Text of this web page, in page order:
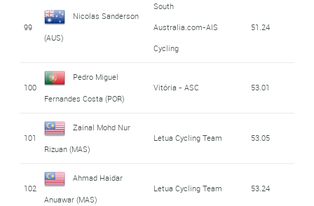
99
Nicolas Sanderson
(AUS)
South
Australia.com-AIS
Cycling
51.24
100
Pedro Miguel
Fernandes Costa (POR)
Vitória - ASC 53.01
101
Zainal Mohd Nur
Rizuan (MAS)
Letua Cycling Team 53.05
102
Ahmad Haidar
Anuawar (MAS)
Letua Cycling Team 53.24